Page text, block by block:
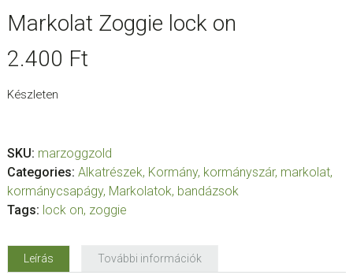
Markolat Zoggie lock on
2.400 Ft
Készleten
SKU: marzoggzold
Categories: Alkatrészek, Kormány, kormányszár, markolat,
kormánycsapágy, Markolatok, bandázsok
Tags: lock on, zoggie
Leírás További információk